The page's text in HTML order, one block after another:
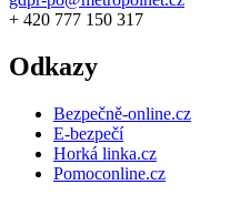
+ 420 777 150 317
Odkazy
Bezpečně-online.cz
E-bezpečí
Horká linka.cz
Pomoconline.cz